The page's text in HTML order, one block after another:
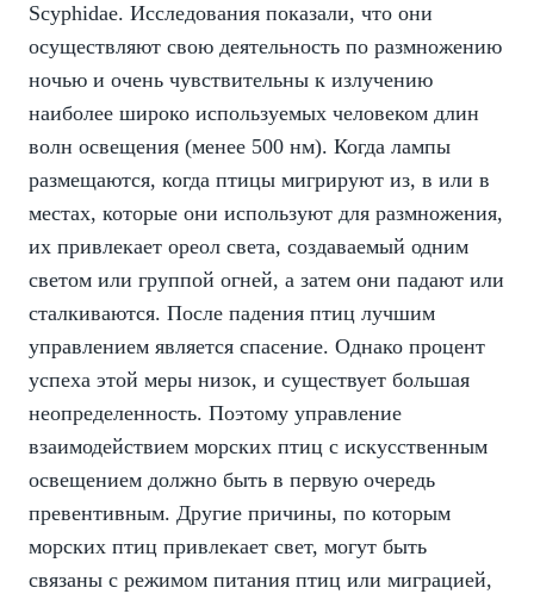
Scyphidae. Исследования показали, что они
осуществляют свою деятельность по размножению
ночью и очень чувствительны к излучению
наиболее широко используемых человеком длин
волн освещения (менее 500 нм). Когда лампы
размещаются, когда птицы мигрируют из, в или в
местах, которые они используют для размножения,
их привлекает ореол света, создаваемый одним
светом или группой огней, а затем они падают или
сталкиваются. После падения птиц лучшим
управлением является спасение. Однако процент
успеха этой меры низок, и существует большая
неопределенность. Поэтому управление
взаимодействием морских птиц с искусственным
освещением должно быть в первую очередь
превентивным. Другие причины, по которым
морских птиц привлекает свет, могут быть
связаны с режимом питания птиц или миграцией,